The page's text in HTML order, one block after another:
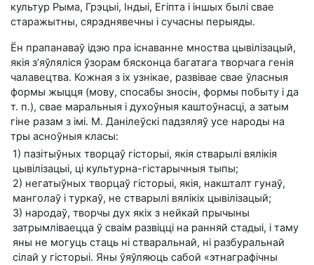
культур Рыма, Грэцыі, Індыі, Егіпта і іншых былі свае
старажытны, сярэднявечны і сучасны перыяды.
Ён прапанаваў ідэю пра існаванне мноства цывілізацый,
якія з’яўляліся ўзорам бясконца багатага творчага генія
чалавецтва. Кожная з іх узнікае, развівае свае ўласныя
формы жыцця (мову, спосабы зносін, формы побыту і да
т. п.), свае маральныя і духоўныя каштоўнасці, а затым
гіне разам з імі. М. Данілеўскі падзяляў усе народы на
тры асноўныя класы:
1) пазітыўных творцаў гісторыі, якія стварылі вялікія
цывілізацыі, ці культурна-гістарычныя тыпы;
2) негатыўных творцаў гісторыі, якія, накшталт гунаў,
манголаў і туркаў, не стварылі вялікіх цывілізацый;
3) народаў, творчы дух якіх з нейкай прычыны
затрымліваецца ў сваім развіцці на ранняй стадыі, і таму
яны не могуць стаць ні стваральнай, ні разбуральнай
сілай у гісторыі. Яны ўяўляюць сабой «этнаграфічны